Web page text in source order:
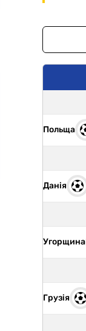
Польща
Данія
Угорщина
Грузія